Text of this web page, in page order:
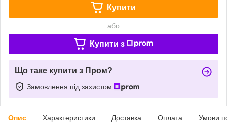
Купити
або
Купити з
Що таке купити з Пром?
Замовлення під захистом
Опис Характеристики Доставка Оплата Умови